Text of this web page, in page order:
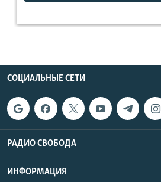
СОЦИАЛЬНЫЕ СЕТИ
РАДИО СВОБОДА
ИНФОРМАЦИЯ